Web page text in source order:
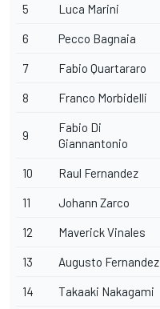
5 Luca Marini
6 Pecco Bagnaia
7 Fabio Quartararo
8 Franco Morbidelli
9
Fabio Di
Giannantonio
10 Raul Fernandez
11 Johann Zarco
12 Maverick Vinales
13 Augusto Fernandez
14 Takaaki Nakagami